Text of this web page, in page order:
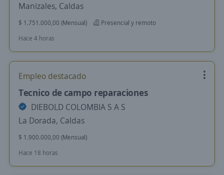
Manizales, Caldas
$ 1.751.000,00 (Mensual)
Presencial y remoto
Hace 4 horas
Empleo destacado
Tecnico de campo reparaciones
DIEBOLD COLOMBIA S A S
La Dorada, Caldas
$ 1.900.000,00 (Mensual)
Hace 18 horas